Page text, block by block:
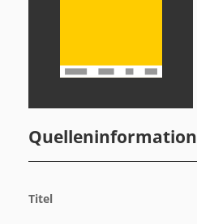
Quelleninformation
Titel